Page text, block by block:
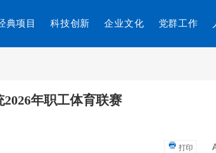
典项目 科技创新 企业文化 党群工作
年职工体育联赛
打印